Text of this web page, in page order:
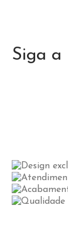
Siga a